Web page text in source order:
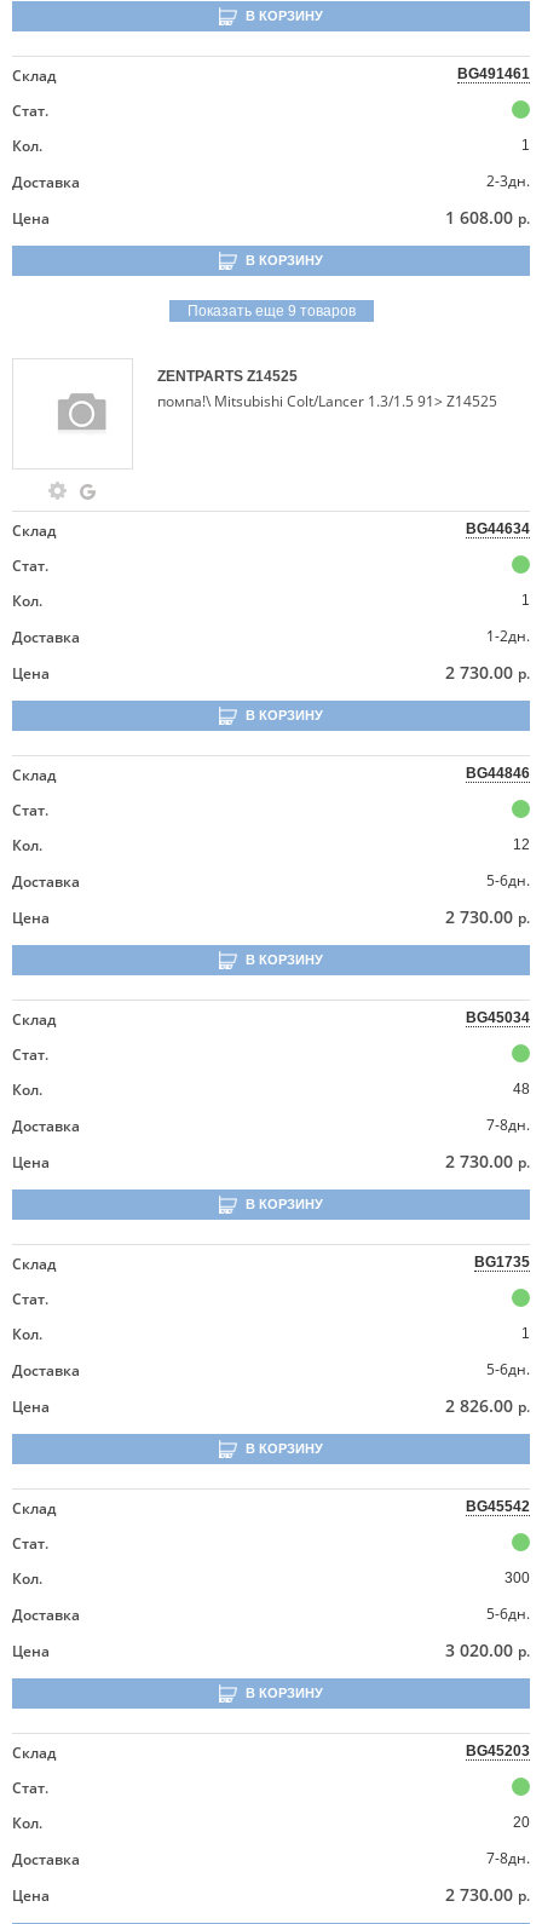
В КОРЗИНУ
Склад BG491461
Стат.
Кол.
1
Доставка
2-3дн.
Цена
1 608.00 р.
В КОРЗИНУ
Показать еще 9 товаров
ZENTPARTS Z14525
помпа!\ Mitsubishi Colt/Lancer 1.3/1.5 91> Z14525
Склад BG44634
Стат.
Кол.
1
Доставка
1-2дн.
Цена
2 730.00 р.
В КОРЗИНУ
Склад BG44846
Стат.
Кол.
12
Доставка
5-6дн.
Цена
2 730.00 р.
В КОРЗИНУ
Склад BG45034
Стат.
Кол.
48
Доставка
7-8дн.
Цена
2 730.00 р.
В КОРЗИНУ
Склад BG1735
Стат.
Кол.
1
Доставка
5-6дн.
Цена
2 826.00 р.
В КОРЗИНУ
Склад BG45542
Стат.
Кол.
300
Доставка
5-6дн.
Цена
3 020.00 р.
В КОРЗИНУ
Склад BG45203
Стат.
Кол.
20
Доставка
7-8дн.
Цена
2 730.00 р.